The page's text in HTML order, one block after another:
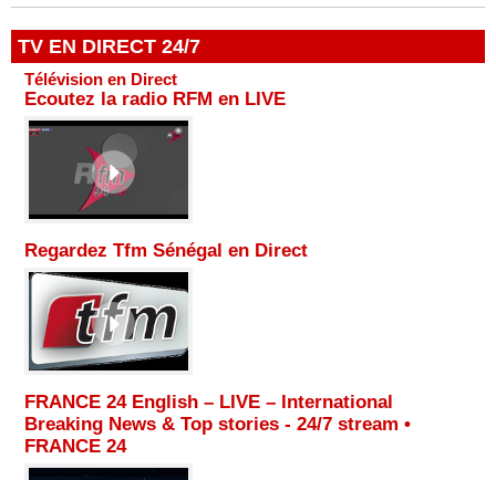
TV EN DIRECT 24/7
Télévision en Direct
Ecoutez la radio RFM en LIVE
Regardez Tfm Sénégal en Direct
FRANCE 24 English – LIVE – International
Breaking News & Top stories - 24/7 stream •
FRANCE 24